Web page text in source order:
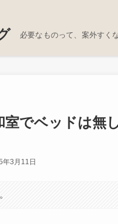
必要なものって、案外すくな
でベッドは無
年3月11日